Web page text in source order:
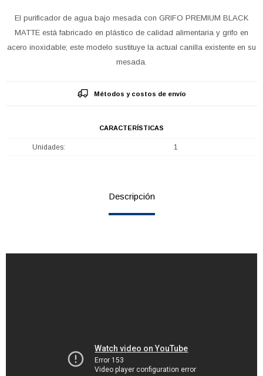
El purificador de agua bajo mesada con GRIFO PREMIUM BLACK
MATTE está fabricado en plástico de calidad alimentaria y grifo en
acero inoxidable; este modelo sustituye la actual canilla existente en su
mesada.
Métodos y costos de envío
CARACTERÍSTICAS
Unidades 1
Descripción